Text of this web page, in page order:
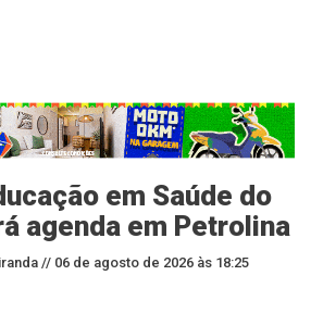
em Saúde do
agenda em Petrolina
// 06 de agosto de 2026 às 18:25